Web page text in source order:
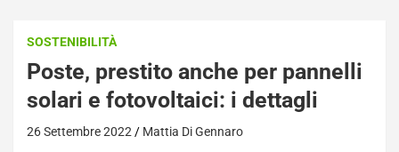
SOSTENIBILITÀ
Poste, prestito anche per pannelli
solari e fotovoltaici: i dettagli
26 Settembre 2022 Mattia Di Gennaro